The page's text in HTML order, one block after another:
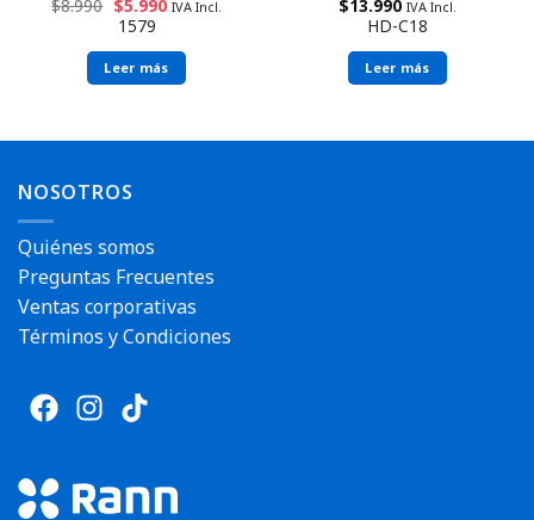
$8.990 $5.990 IVA Incl.
1579
Leer más
$13.990 IVA Incl.
HD-C18
Leer más
NOSOTROS
Quiénes somos
Preguntas Frecuentes
Ventas corporativas
Términos y Condiciones